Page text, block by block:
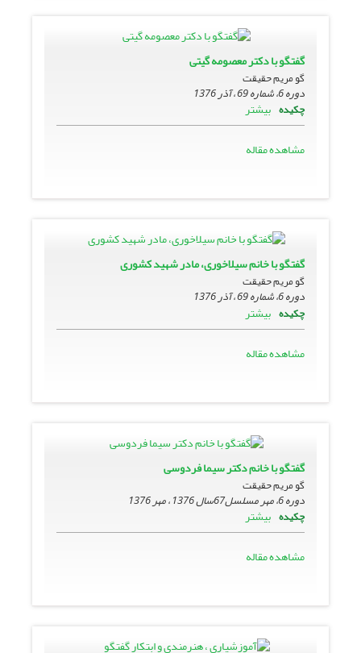
گفتگو با دکتر معصومه گیتى
گو مریم حقیقت
دوره 6، شماره 69 ، آذر 1376
چکیده بیشتر
مشاهده مقاله
گفتگو با خانم سیلاخوری، مادر شهید کشوری
گو مریم حقیقت
دوره 6، شماره 69 ، آذر 1376
چکیده بیشتر
مشاهده مقاله
گفتگو با خانم دکتر سیما فردوسی
گو مریم حقیقت
دوره 6، مهر مسلسل67سال 1376 ، مهر 1376
چکیده بیشتر
مشاهده مقاله